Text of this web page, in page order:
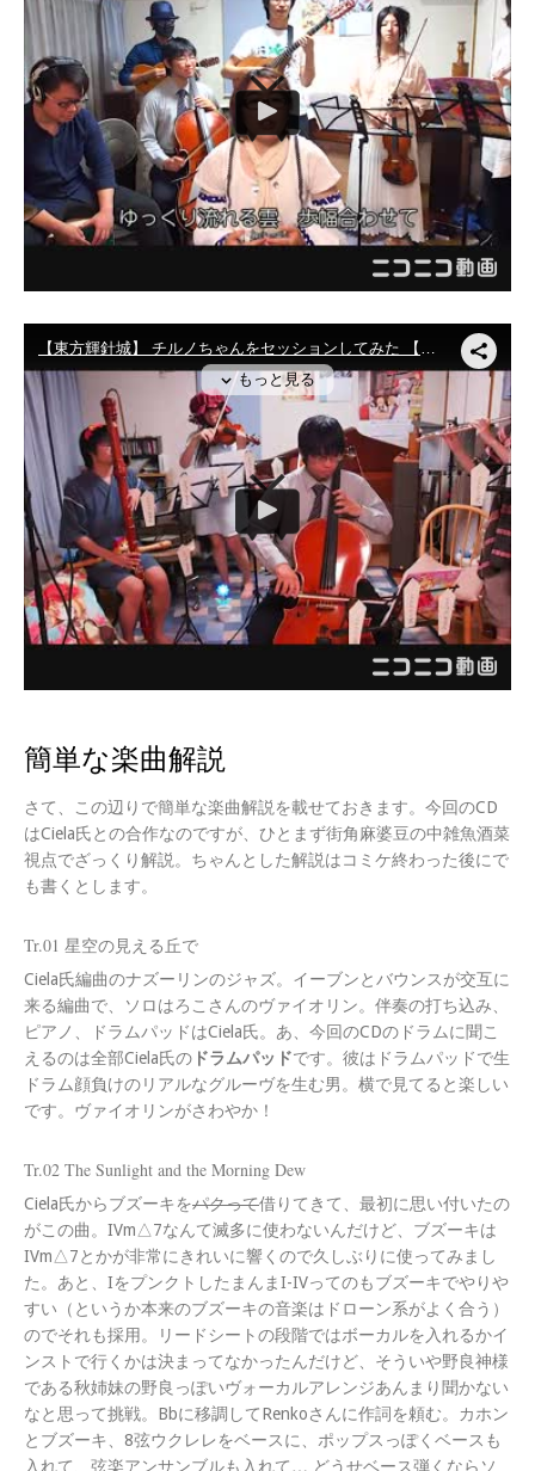
簡単な楽曲解説
さて、この辺りで簡単な楽曲解説を載せておきます。今回のCD
はCiela氏との合作なのですが、ひとまず街角麻婆豆の中雑魚酒菜
視点でざっくり解説。ちゃんとした解説はコミケ終わった後にで
も書くとします。
Tr.01 星空の見える丘で
Ciela氏編曲のナズーリンのジャズ。イーブンとバウンスが交互に
来る編曲で、ソロはろこさんのヴァイオリン。伴奏の打ち込み、
ピアノ、ドラムパッドはCiela氏。あ、今回のCDのドラムに聞こ
えるのは全部Ciela氏の ドラムパッドです。彼はドラムパッドで生
ドラム顔負けのリアルなグルーヴを生む男。横で見てると楽しい
です。ヴァイオリンがさわやか！
Tr.02 The Sunlight and the Morning Dew
Ciela氏からブズーキをパクって借りてきて、最初に思い付いたの
がこの曲。IVm△7なんて滅多に使わないんだけど、ブズーキは
IVm△7とかが非常にきれいに響くので久しぶりに使ってみまし
た。あと、IをプンクトしたまんまI-IVってのもブズーキでやりや
すい（というか本来のブズーキの音楽はドローン系がよく合う）
のでそれも採用。リードシートの段階ではボーカルを入れるかイ
ンストで行くかは決まってなかったんだけど、そういや野良神様
である秋姉妹の野良っぽいヴォーカルアレンジあんまり聞かない
なと思って挑戦。Bbに移調してRenkoさんに作詞を頼む。カホン
とブズーキ、8弦ウクレレをベースに、ポップスっぽくベースも
入れて、弦楽アンサンブルも入れて… どうせベース弾くならソ